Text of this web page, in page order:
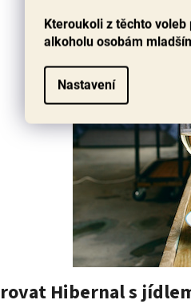
Kteroukoli z těchto
alkoholu osobám
Nastavení
Hibernal s